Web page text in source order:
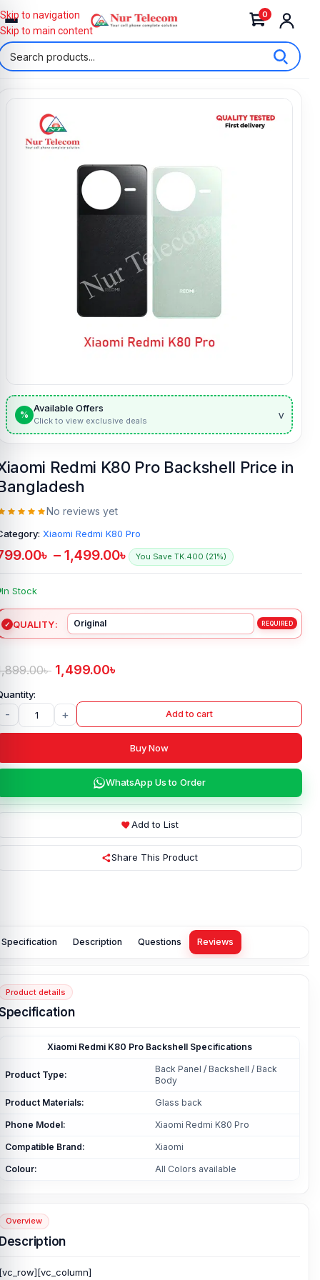
0
Skip to navigation
Skip to main content
%
Available Offers
Click to view exclusive deals v
Redmi K80 Pro Backshell Price in
No reviews yet
Xiaomi Redmi K80 Pro
৳ – 1,499.00৳ You Save TK.400 (21%)
In Stock
QUALITY
৳ 1,499.00৳
- + Add to cart
Buy Now
WhatsApp Us to Order
Add to List
Share This Product
Specification Description Questions Reviews
Product details
Xiaomi Redmi K80 Pro Backshell Specifications
Product Type:
Back Panel / Backshell / Back
Body
Product Materials: Glass back
Phone Model: Xiaomi Redmi K80 Pro
Compatible Brand: Xiaomi
Colour: All Colors available
Overview